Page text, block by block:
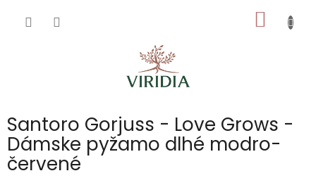
KOŠÍK
Santoro Gorjuss - Love Grows -
Dámske pyžamo dlhé modro-
červené